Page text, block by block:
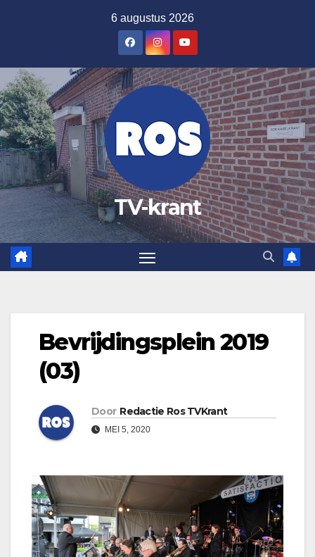
inhoud
6 augustus 2026
TV-krant
Bevrijdingsplein 2019
(03)
Door Redactie Ros TVKrant
MEI 5, 2020